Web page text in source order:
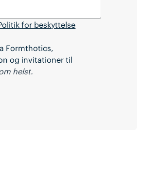
for beskyttelse
Formthotics,
og invitationer til
helst.